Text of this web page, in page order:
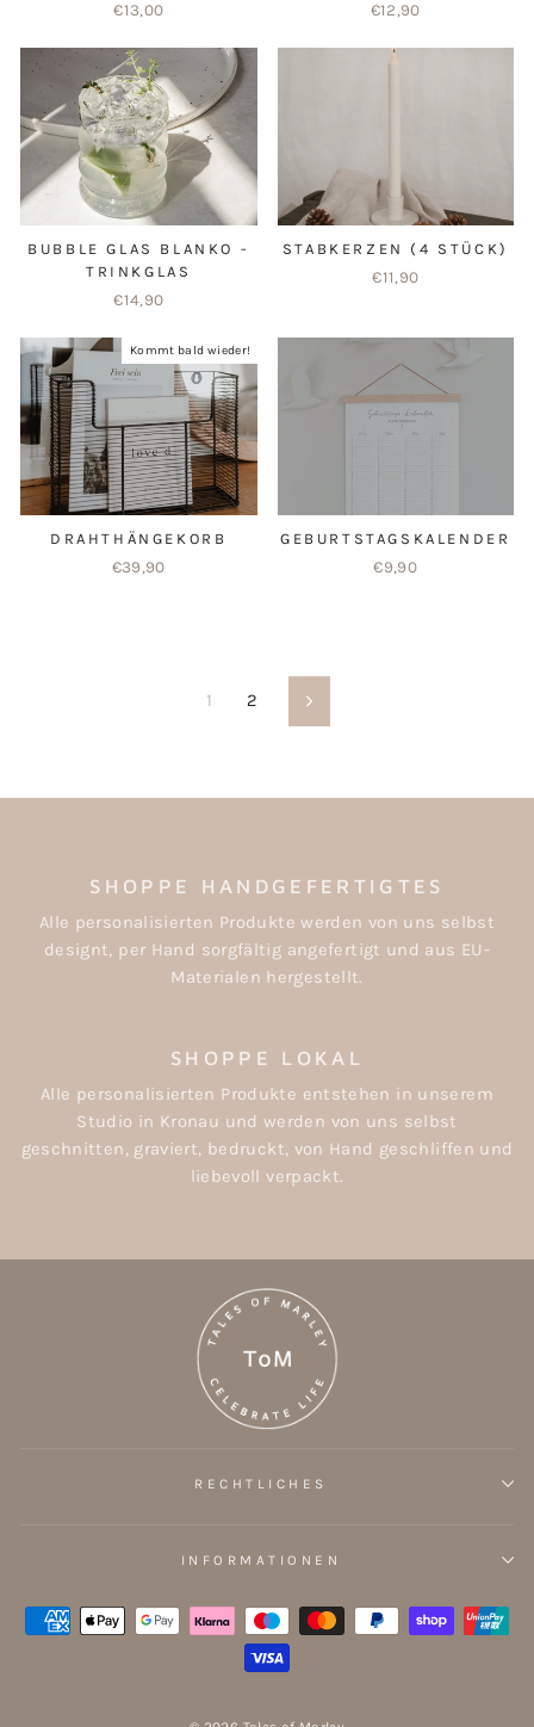
€13,00
€12,90
BUBBLE GLAS BLANKO -
TRINKGLAS
€14,90
STABKERZEN (4 STÜCK)
€11,90
Kommt bald wieder!
DRAHTHÄNGEKORB
€39,90
GEBURTSTAGSKALENDER
€9,90
1 2 Weiter
SHOPPE HANDGEFERTIGTES
Alle personalisierten Produkte werden von uns selbst
designt, per Hand sorgfältig angefertigt und aus EU-
Materialen hergestellt.
SHOPPE LOKAL
Alle personalisierten Produkte entstehen in unserem
Studio in Kronau und werden von uns selbst
geschnitten, graviert, bedruckt, von Hand geschliffen und
liebevoll verpackt.
RECHTLICHES
INFORMATIONEN